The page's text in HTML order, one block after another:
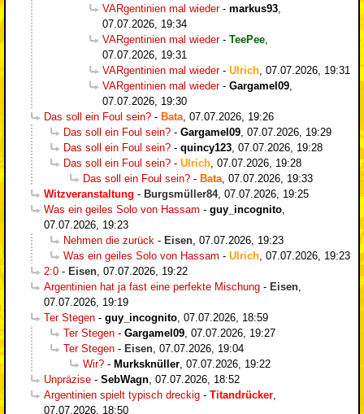
VARgentinien mal wieder- markus93
07.07.2026, 19:34
VARgentinien mal wieder- TeePee
07.07.2026, 19:31
VARgentinien mal wieder- Ulrich 07.07.2026, 19:31
VARgentinien mal wieder- Gargamel09
07.07.2026, 19:30
Das soll ein Foul sein? - Bata 07.07.2026, 19:26
Das soll ein Foul sein? - Gargamel09 07.07.2026, 19:29
Das soll ein Foul sein? - quincy123 07.07.2026, 19:28
Das soll ein Foul sein? - Ulrich 07.07.2026, 19:28
Das soll ein Foul sein? - Bata 07.07.2026, 19:33
Witzveranstaltung - Burgsmüller84, 07.07.2026, 19:25
Was ein geiles Solo von Hassam - guy_incognito
07.07.2026, 19:23
Nehmen die zurück - Eisen 07.07.2026, 19:23
Was ein geiles Solo von Hassam - Ulrich 07.07.2026, 19:23
2:0 - Eisen 07.07.2026, 19:22
Argentinien hat ja fast eine perfekte Mischung - Eisen
07.07.2026, 19:19
Ter Stegen - guy_incognito 07.07.2026, 18:59
Ter Stegen - Gargamel09 07.07.2026, 19:27
Ter Stegen - Eisen 07.07.2026, 19:04
Wir? - Murksknüller 07.07.2026, 19:22
Unpräzise - SebWagn 07.07.2026, 18:52
Argentinien spielt typisch dreckig - Titandrücker
07.07.2026, 18:50